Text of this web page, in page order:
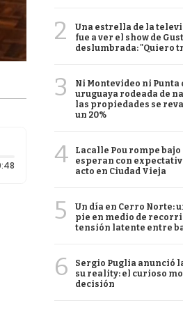
Duración: 48 segundos
2
Una estrella de la
fue a ver el show de
deslumbrada: "Quiero
3
Ni Montevideo ni Punta
uruguaya rodeada de
las propiedades se
un 20%
4
Lacalle Pou rompe
esperan con
acto en Ciudad Vieja
5
Un día en Cerro Norte:
pie en medio de
tensión latente entre
6
Sergio Puglia anunció
su reality: el curioso
decisión